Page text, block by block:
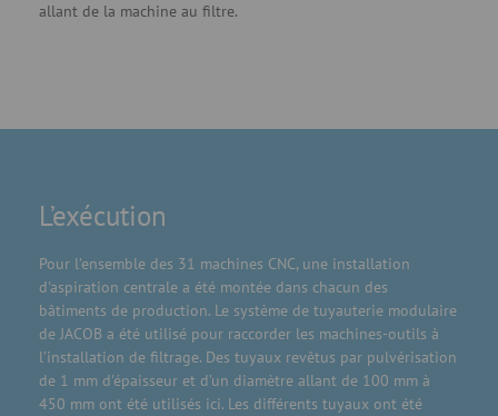
allant de la machine au filtre.
L’exécution
Pour l’ensemble des 31 machines CNC, une installation
d'aspiration centrale a été montée dans chacun des
bâtiments de production. Le système de tuyauterie modulaire
de JACOB a été utilisé pour raccorder les machines-outils à
l’installation de filtrage. Des tuyaux revêtus par pulvérisation
de 1 mm d'épaisseur et d’un diamètre allant de 100 mm à
450 mm ont été utilisés ici. Les différents tuyaux ont été